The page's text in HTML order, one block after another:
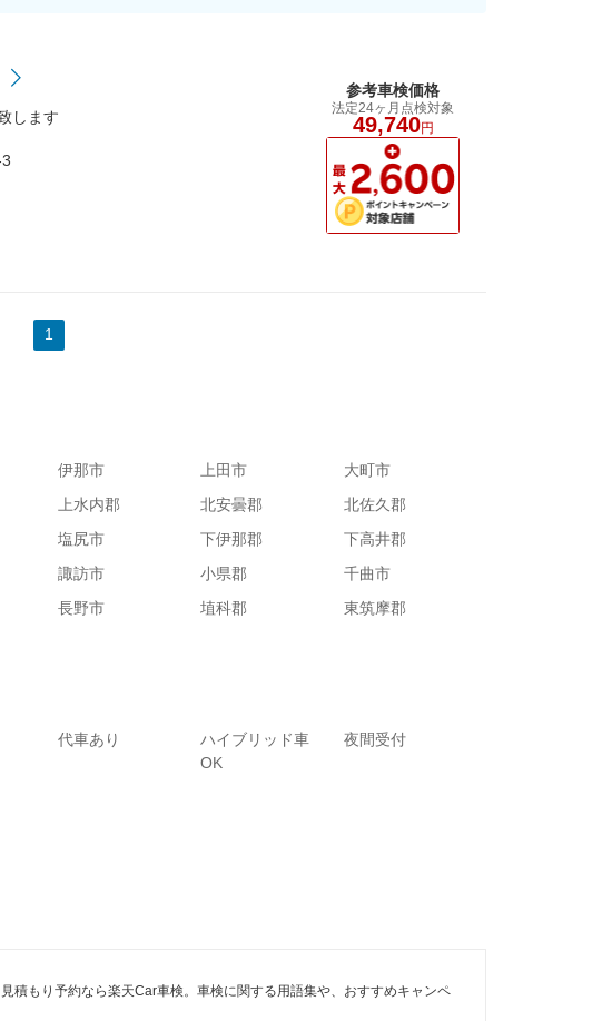
します
参考車検価格
法定24ヶ月点検対象
49,740円
1
伊那市 上田市
大町市
上水内郡 北安曇郡
北佐久郡
塩尻市 下伊那郡
下高井郡
諏訪市 小県郡
千曲市
長野市 埴科郡
東筑摩郡
代車あり
ハイブリッド車
OK
夜間受付
積もり予約なら楽天Car車検。車検に関する用語集や、おすすめキャンペ